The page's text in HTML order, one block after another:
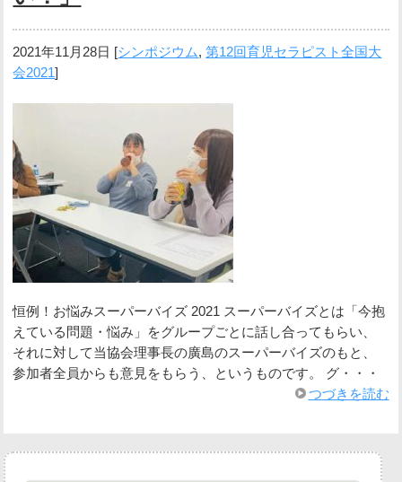
2021年11月28日 [シンポジウム,第12回育児セラピスト全国大
会2021]
恒例！お悩みスーパーバイズ 2021 スーパーバイズとは「今抱
えている問題・悩み」をグループごとに話し合ってもらい、
それに対して当協会理事長の廣島のスーパーバイズのもと、
参加者全員からも意見をもらう、というものです。 グ・・・
つづきを読む